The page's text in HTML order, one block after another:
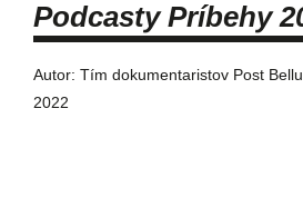
Podcasty Príbehy
Autor: Tím dokumentaristov Post
2022